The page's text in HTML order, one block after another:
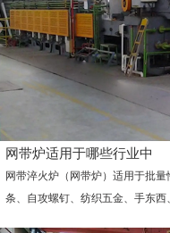
网带炉适用于哪些行业中
网带淬火炉（网带炉）适用于批
条、自攻螺钉、纺织五金、手东西